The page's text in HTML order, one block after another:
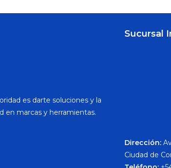
es darte soluciones y la
en marcas y herramientas.
Sucursal
Dirección:
Ciudad de